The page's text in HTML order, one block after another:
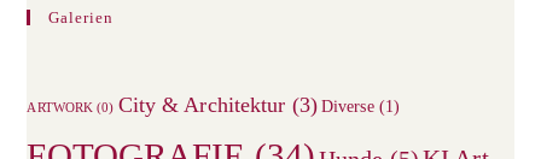
Galerien
ARTWORK (0) City & Architektur (3)Diverse(1)